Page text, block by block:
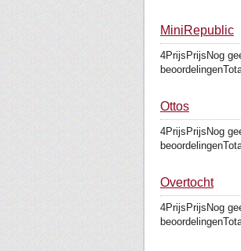
MiniRepublic
4PrijsPrijsNog
Ottos
4PrijsPrijsNog
Overtocht
4PrijsPrijsNog